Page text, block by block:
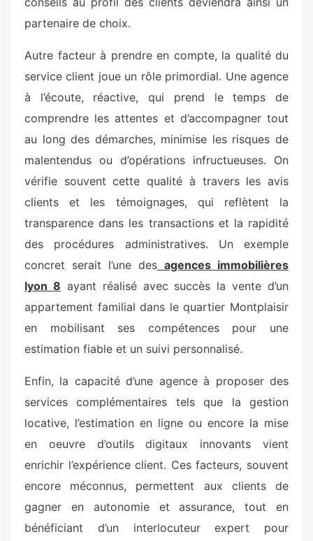
partenaire de choix.
Autre facteur à prendre en compte, la qualité du
service client joue un rôle primordial. Une agence
à l’écoute, réactive, qui prend le temps de
comprendre les attentes et d’accompagner tout
au long des démarches, minimise les risques de
malentendus ou d’opérations infructueuses. On
vérifie souvent cette qualité à travers les avis
clients et les témoignages, qui reflètent la
transparence dans les transactions et la rapidité
des procédures administratives. Un exemple
concret serait l’une des agences immobilières
lyon 8 ayant réalisé avec succès la vente d’un
appartement familial dans le quartier Montplaisir
en mobilisant ses compétences pour une
estimation fiable et un suivi personnalisé.
Enfin, la capacité d’une agence à proposer des
services complémentaires tels que la gestion
locative, l’estimation en ligne ou encore la mise
en oeuvre d’outils digitaux innovants vient
enrichir l’expérience client. Ces facteurs, souvent
encore méconnus, permettent aux clients de
gagner en autonomie et assurance, tout en
bénéficiant d’un interlocuteur expert pour